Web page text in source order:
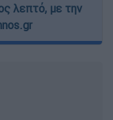
λεπτό, με την